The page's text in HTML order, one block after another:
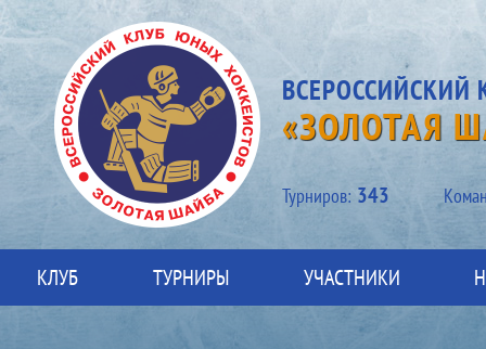
«ЗОЛОТАЯ
Турниров: 343
КЛУБ ТУРНИРЫ УЧАСТНИКИ